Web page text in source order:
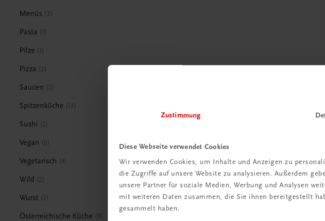
Zustimmung
Diese Webseite verwendet Cookies
Wir verwenden Cookies, um Inhalte und Anzeigen zu
die Zugriffe auf unsere Website zu analysieren. Außerdem
unsere Partner für soziale Medien, Werbung und Analysen
mit weiteren Daten zusammen, die Sie ihnen bereitgestellt
gesammelt haben.
Menüs 2
Pasta 1
Pilze 1
Pizza 2
Saucen 2
Spitzenküche 13
Sushi 2
Vegan 6
Vegetarisch 4
Wild 2
Wurst 2
Österreichische Küche 9